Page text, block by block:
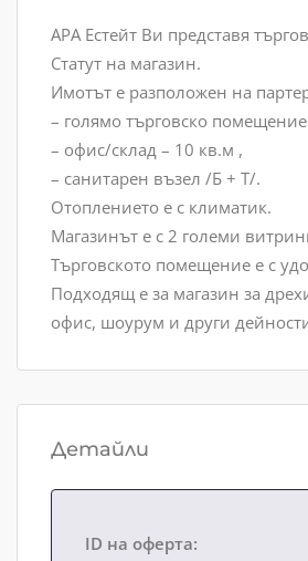
АРА Естейт Ви представя
Статут на магазин.
Имотът е разположен на
– голямо търговско
– офис/склад – 10 кв.м ,
– санитарен възел /Б + Т/.
Отоплението е с климатик.
Магазинът е с 2 големи
Търговското помещение е с
Подходящ е за магазин за
офис, шоурум и други
Детайли
ID на оферта: